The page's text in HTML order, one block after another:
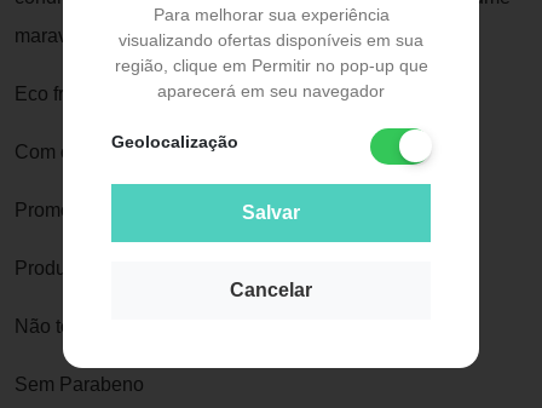
Para melhorar sua experiência
visualizando ofertas disponíveis em sua
região, clique em Permitir no pop-up que
aparecerá em seu navegador
Geolocalização
Salvar
Cancelar
maravilhoso.
Eco friendly 93,5% de origem vegetal e mineral
Com óleos naturais de Argan e Linhaça
Promove hidratação e brilho
Produto vegano
Não testado em animais
Sem Parabeno